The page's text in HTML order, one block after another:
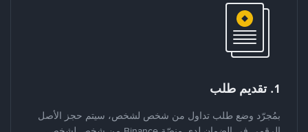
1. تقديم طلب
بمُجرّد وضع طلب تداول من شخص لشخص، سيتم حجز الأصل